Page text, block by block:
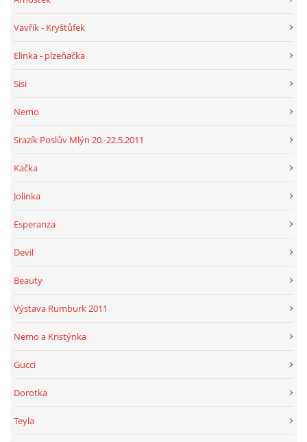
Vavřík - Kryštůfek
Elinka - plzeňačka
Sisi
Nemo
Srazík Poslův Mlýn 20.-22.5.2011
Kačka
Jolinka
Esperanza
Devil
Beauty
Výstava Rumburk 2011
Nemo a Kristýnka
Gucci
Dorotka
Teyla